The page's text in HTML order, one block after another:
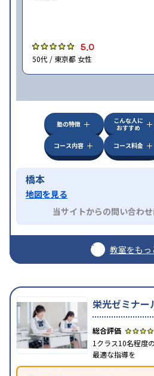
5.0
50代 / 東京都 女性
塾の特徴
こんな人に
おすすめ
コース内容
コース料金
橋本
地図を見る
当サイトからの問い合わ
教室をもっ
栄光ゼミナー
1クラス10名程度
最適な指導を